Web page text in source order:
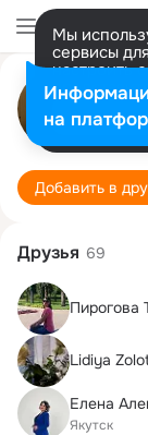
Мы
сервисы
настроить
Добавить в
Друзья 69
Пирогова
Lidiya
Елена
Якутск
на